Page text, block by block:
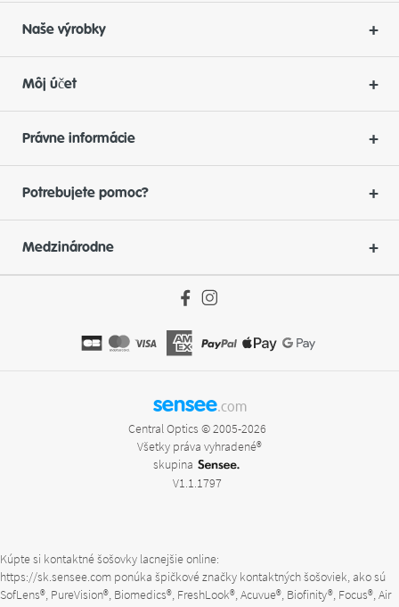
Naše výrobky
Môj účet
Právne informácie
Potrebujete pomoc?
Medzinárodne
sensee.com
Central Optics © 2005-2026
Všetky práva vyhradené®
skupina
V1.1.1797
Kúpte si kontaktné šošovky lacnejšie online:
https://sk.sensee.com ponúka špičkové značky kontaktných šošoviek, ako sú
SofLens®, PureVision®, Biomedics®, FreshLook®, Acuvue®, Biofinity®, Focus®, Air